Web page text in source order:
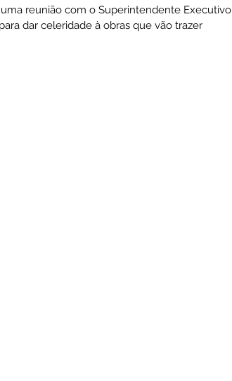
reunião com o Superintendente Executivo
dar celeridade à obras que vão trazer